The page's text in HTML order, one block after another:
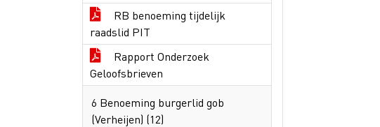
RB benoeming tijdelijk
raadslid PIT
Rapport Onderzoek
Geloofsbrieven
6 Benoeming burgerlid gob
(Verheijen) (12)